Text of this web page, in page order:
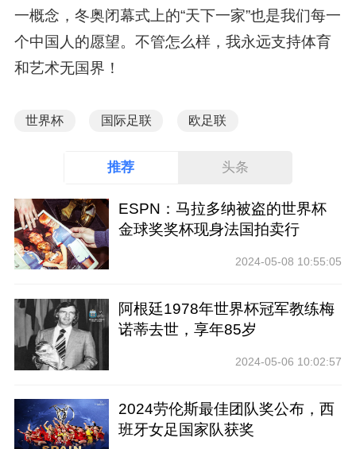
一概念，冬奥闭幕式上的“天下一家”也是我们每一
个中国人的愿望。不管怎么样，我永远支持体育
和艺术无国界！
世界杯 国际足联 欧足联
推荐 头条
ESPN：马拉多纳被盗的世界杯
金球奖奖杯现身法国拍卖行
2024-05-08 10:55:05
阿根廷1978年世界杯冠军教练梅
诺蒂去世，享年85岁
2024-05-06 10:02:57
2024劳伦斯最佳团队奖公布，西
班牙女足国家队获奖